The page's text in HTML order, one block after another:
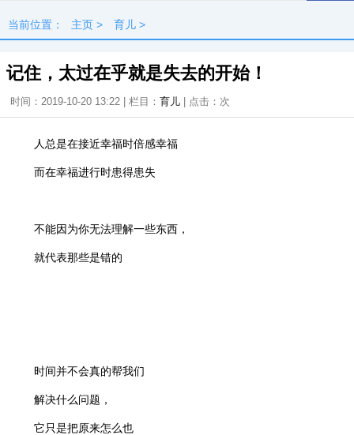
当前位置： 主页 > 育儿 >
记住，太过在乎就是失去的开始！
时间：2019-10-20 13:22 | 栏目： 育儿 | 点击： 次
人总是在接近幸福时倍感幸福
而在幸福进行时患得患失
不能因为你无法理解一些东西，
就代表那些是错的
时间并不会真的帮我们
解决什么问题，
它只是把原来怎么也